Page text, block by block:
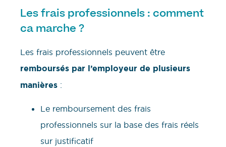
Les frais professionnels : comment
ca marche ?
Les frais professionnels peuvent être
remboursés par l’employeur de plusieurs
manières :
Le remboursement des frais
professionnels sur la base des frais réels
sur justificatif